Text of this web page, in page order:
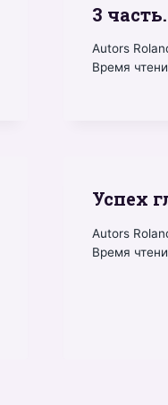
3 часть.
Autors
Время
Успех
Autors
Время